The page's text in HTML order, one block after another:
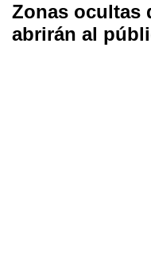
Zonas ocultas
abrirán al